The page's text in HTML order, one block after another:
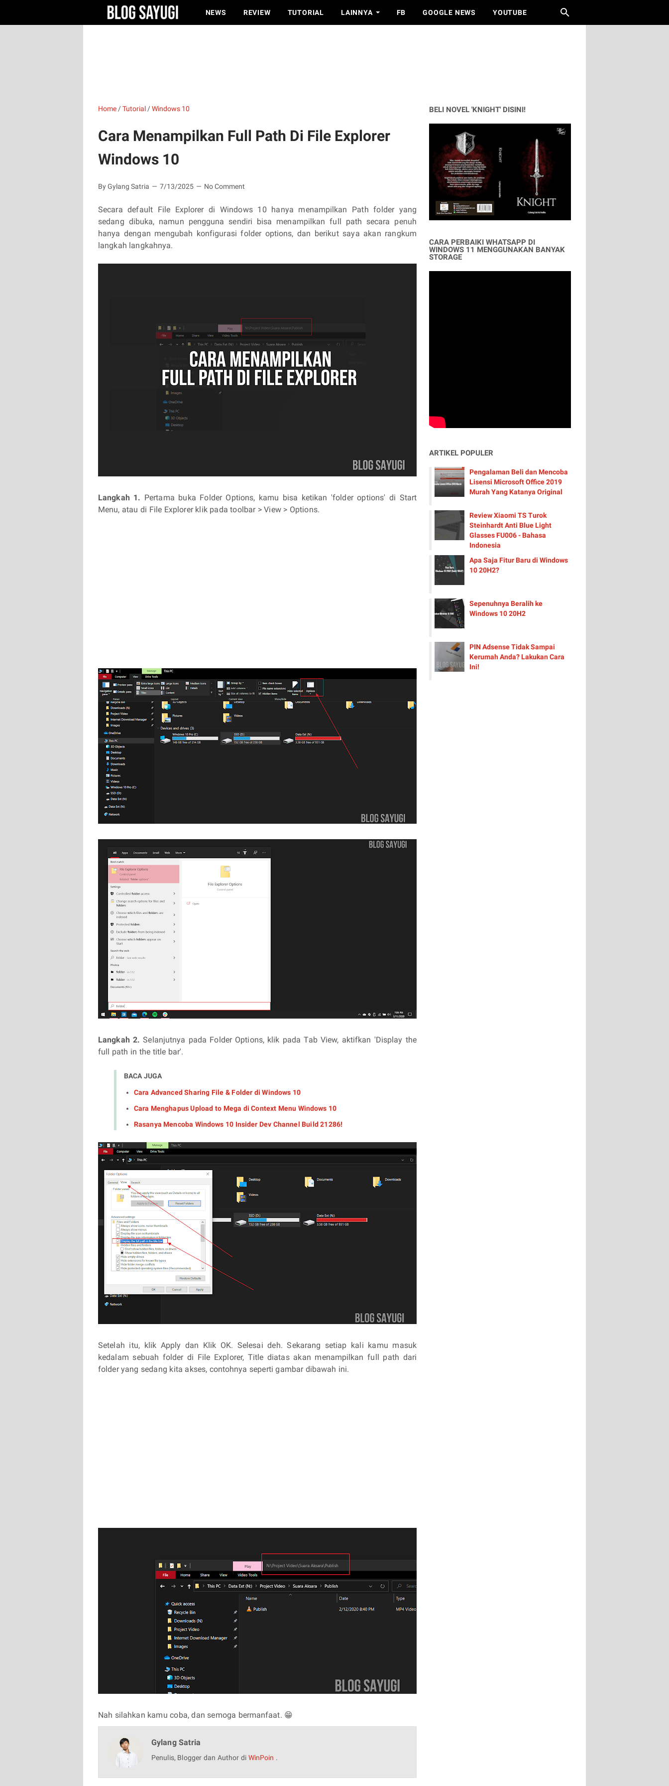
NEWS REVIEW TUTORIAL LAINNYA FB GOOGLE NEWS YOUTUBE
Home /Tutorial /Windows 10
Cara Menampilkan Full Path Di File Explorer
Windows 10
By Gylang Satria 7/13/2025 No Comment
Secara default File Explorer di Windows 10 hanya menampilkan Path folder yang
sedang dibuka, namun pengguna sendiri bisa menampilkan full path secara penuh
hanya dengan mengubah konfigurasi folder options, dan berikut saya akan rangkum
langkah langkahnya.
Langkah 1. Pertama buka Folder Options, kamu bisa ketikan 'folder options' di Start
Menu, atau di File Explorer klik pada toolbar > View > Options.
Langkah 2.Selanjutnya pada Folder Options, klik pada Tab View, aktifkan 'Display the
full path in the title bar'.
BACA JUGA
Cara Advanced Sharing File & Folder di Windows 10
Cara Menghapus Upload to Mega di Context Menu Windows 10
Rasanya Mencoba Windows 10 Insider Dev Channel Build 21286!
Setelah itu, klik Apply dan Klik OK. Selesai deh. Sekarang setiap kali kamu masuk
kedalam sebuah folder di File Explorer, Title diatas akan menampilkan full path dari
folder yang sedang kita akses, contohnya seperti gambar dibawah ini.
Nah silahkan kamu coba, dan semoga bermanfaat. 😁
Gylang Satria
Penulis, Blogger dan Author di WinPoin .
BELI NOVEL 'KNIGHT' DISINI!
CARA PERBAIKI WHATSAPP DI
WINDOWS 11 MENGGUNAKAN BANYAK
STORAGE
ARTIKEL POPULER
Pengalaman Beli dan Mencoba
Lisensi Microsoft Office 2019
Murah Yang Katanya Original
Review Xiaomi TS Turok
Steinhardt Anti Blue Light
Glasses FU006 - Bahasa
Indonesia
Apa Saja Fitur Baru di Windows
10 20H2?
Sepenuhnya Beralih ke
Windows 10 20H2
PIN Adsense Tidak Sampai
Kerumah Anda? Lakukan Cara
Ini!